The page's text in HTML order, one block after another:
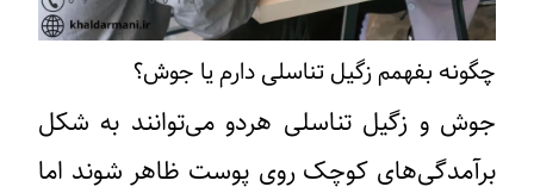
چگونه بفهمم زگیل تناسلی دارم یا جوش؟
جوش و زگیل تناسلی هردو می‌توانند به شکل
برآمدگی‌های کوچک روی پوست ظاهر شوند اما